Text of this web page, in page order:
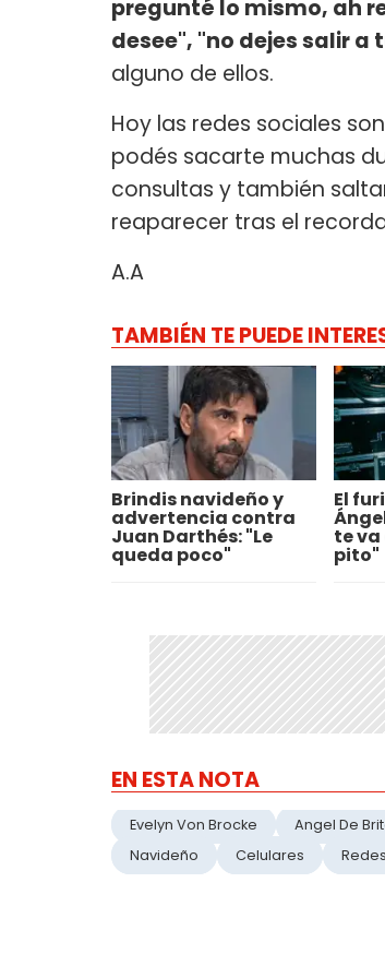
pregunté lo mismo, ah
desee", "no dejes salir a
alguno de ellos.
Hoy las redes sociales
podés sacarte muchas
consultas y también
reaparecer tras el
A.A
TAMBIÉN TE PUEDE
Brindis navideño y
advertencia contra
Juan Darthés: "Le
queda poco"
El
te va
pito"
EN ESTA NOTA
Evelyn Von Brocke Angel De
Navideño
Celulares Redes